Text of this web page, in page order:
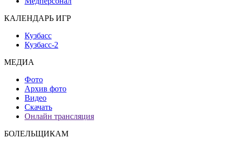
КАЛЕНДАРЬ ИГР
Кузбасс
Кузбасс-2
МЕДИА
Фото
Архив фото
Видео
Скачать
Онлайн трансляция
БОЛЕЛЬЩИКАМ